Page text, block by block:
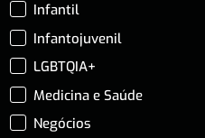
Infantil
Infantojuvenil
LGBTQIA+
Medicina e Saúde
Negócios